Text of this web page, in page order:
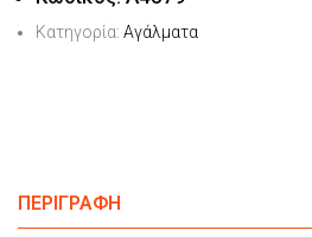
Κατηγορία: Αγάλματα
ΠΕΡΙΓΡΑΦΉ